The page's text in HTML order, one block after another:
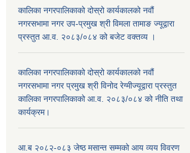
कालिका नगरपालिकाको दोस्रो कार्यकालको नवौं
नगरसभामा नगर उप-प्रमुख श्री विमला तामाङ ज्यूद्वारा
प्रस्तुत आ.व. २०८३/०८४ को बजेट वक्तव्य ।
कालिका नगरपालिकाको दोस्रो कार्यकालको नवौं
नगरसभामा नगर प्रमुख श्री विनोद रेग्मीज्यूद्वारा प्रस्तुत
कालिका नगरपालिकाको आ.व. २०८३/०८४ को नीति तथा
कार्यक्रम।
आ.ब २०८२-०८३ जेष्ठ मसान्त सम्मको आय व्यय विवरण